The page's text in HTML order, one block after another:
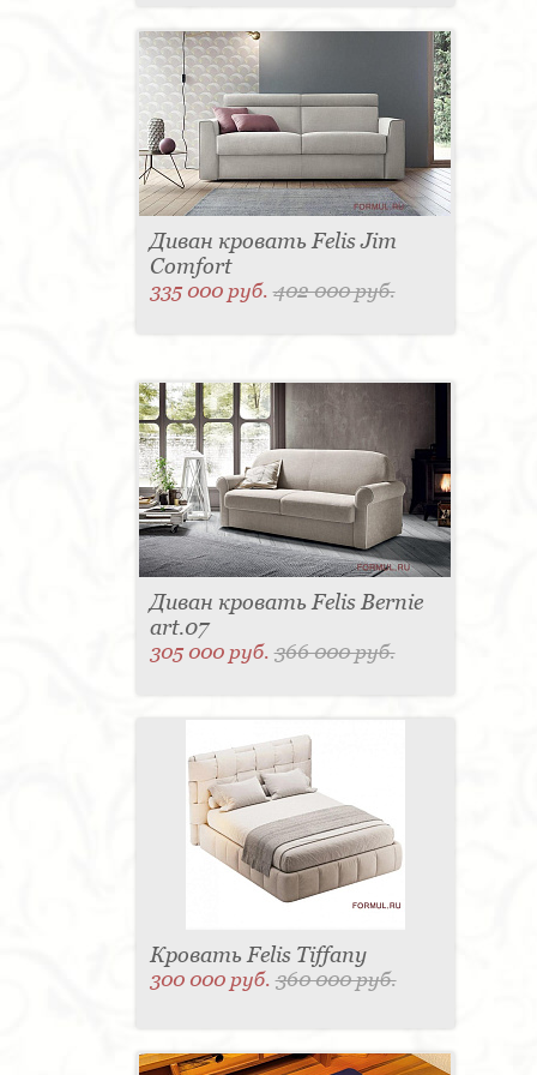
Диван кровать Felis Jim
Comfort
335 000 руб.402 000 руб.
Диван кровать Felis Bernie
art.07
305 000 руб.366 000 руб.
Кровать Felis Tiffany
300 000 руб.360 000 руб.